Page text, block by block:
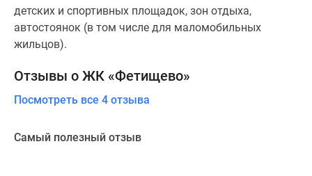
детских и спортивных площадок, зон отдыха,
автостоянок (в том числе для маломобильных
жильцов).
Отзывы о ЖК «Фетищево»
Посмотреть все 4 отзыва
Самый полезный отзыв